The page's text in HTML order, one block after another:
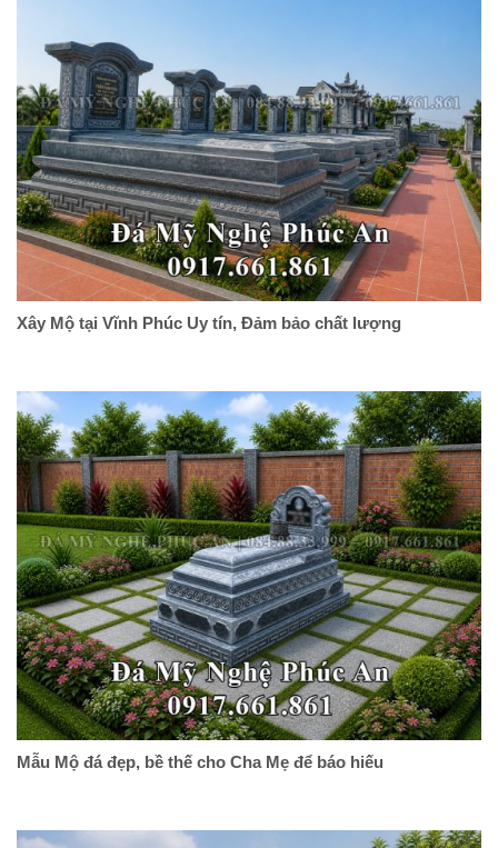
Xây Mộ tại Vĩnh Phúc Uy tín, Đảm bảo chất lượng
Mẫu Mộ đá đẹp, bề thế cho Cha Mẹ để báo hiếu